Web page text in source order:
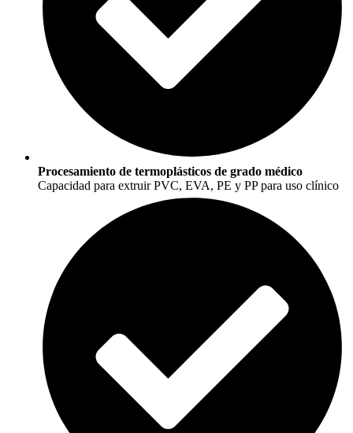
Procesamiento de termoplásticos de grado médico
Capacidad para extruir PVC, EVA, PE y PP para uso clínico